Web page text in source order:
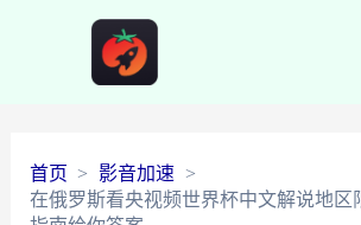
首页
影音加速
在俄罗斯看央视频世界杯中文解说地区